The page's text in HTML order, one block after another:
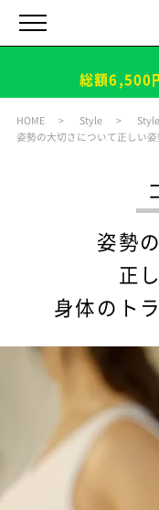
総額6,500
HOME Style
姿勢の大切さについて正しい
姿勢
正
身体のト